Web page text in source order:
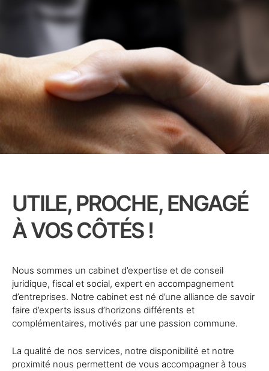
UTILE, PROCHE, ENGAGÉ
À VOS CÔTÉS !
Nous sommes un cabinet d’expertise et de conseil
juridique, fiscal et social, expert en accompagnement
d’entreprises. Notre cabinet est né d’une alliance de savoir
faire d’experts issus d’horizons différents et
complémentaires, motivés par une passion commune.
La qualité de nos services, notre disponibilité et notre
proximité nous permettent de vous accompagner à tous